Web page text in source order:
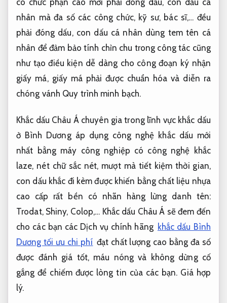
có chức phận cao mới phải đóng dấu, con dấu cá
nhân mà đa số các công chức, kỹ sư, bác sĩ,… đều
phải đóng dấu, con dấu cá nhân dùng tem tên cá
nhân để đảm bảo tính chỉn chu trong công tác cũng
như tạo điều kiện dễ dàng cho công đoạn ký nhận
giấy má, giấy má phải được chuẩn hóa và diễn ra
chóng vánh Quy trình minh bạch.
Khắc dấu Châu Á chuyên gia trong lĩnh vực khắc dấu
ở Bình Dương áp dụng công nghệ khắc dấu mới
nhất bằng máy công nghiệp có công nghệ khắc
laze, nét chữ sắc nét, mượt mà tiết kiệm thời gian,
con dấu khắc đi kèm được khiến bằng chất liệu nhựa
cao cấp rất bền có nhãn hàng lừng danh tên:
Trodat, Shiny, Colop,… Khắc dấu Châu Á sẽ đem đến
cho các bạn các Dịch vụ chính hãng khắc dấu Bình
Dương tối ưu chi phí đạt chất lượng cao bằng đa số
được đánh giá tốt, máu nóng và không dừng cố
gắng để chiếm được lòng tin của các bạn. Giá hợp
lý.